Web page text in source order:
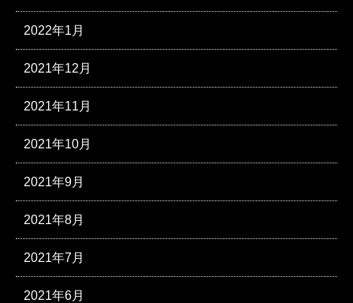
2022年1月
2021年12月
2021年11月
2021年10月
2021年9月
2021年8月
2021年7月
2021年6月